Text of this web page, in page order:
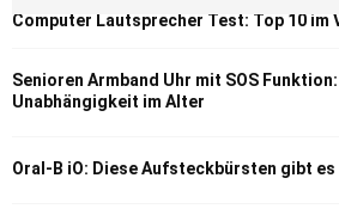
Computer Lautsprecher Test: Top 10 im
Senioren Armband Uhr mit SOS
Unabhängigkeit im Alter
Oral-B iO: Diese Aufsteckbürsten gibt es